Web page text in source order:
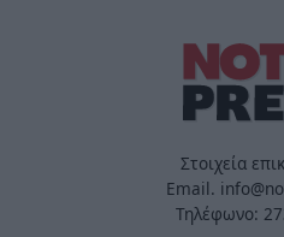
Στοιχεία
Email.
Τηλέφωνο: